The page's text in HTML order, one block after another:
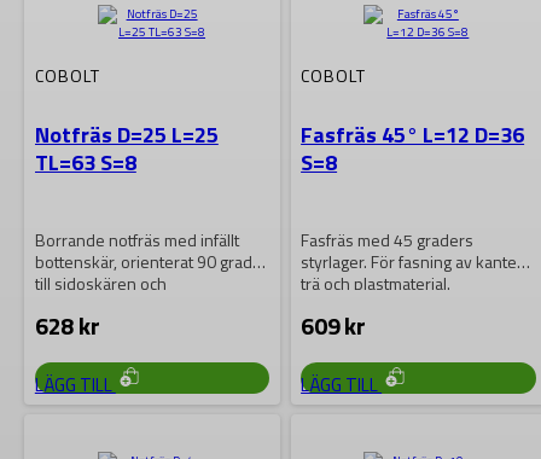
COBOLT
Notfräs D=25 L=25
TL=63 S=8
Borrande notfräs med infällt
bottenskär, orienterat 90 grader
till sidoskären och
vilket…
628kr
LÄGG TILL
COBOLT
Fasfräs 45° L=12 D=36
S=8
Fasfräs med 45 graders
styrlager. För fasning av kanter i
trä och plastmaterial.
609kr
LÄGG TILL